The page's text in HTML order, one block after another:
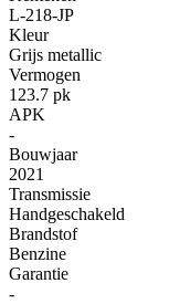
L-218-JP
Kleur
Grijs metallic
Vermogen
123.7 pk
APK
-
Bouwjaar
2021
Transmissie
Handgeschakeld
Brandstof
Benzine
Garantie
-